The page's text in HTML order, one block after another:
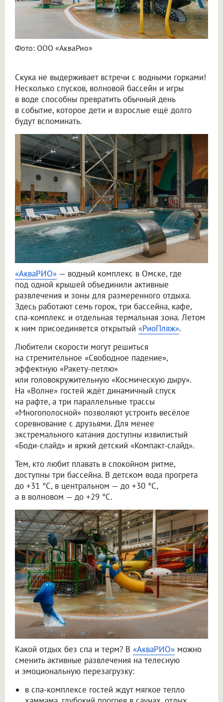
Фото: ООО «АкваРио»
Скука не выдерживает встречи с водными горками!
Несколько спусков, волновой бассейн и игры
в воде способны превратить обычный день
в событие, которое дети и взрослые ещё долго
будут вспоминать.
«АкваРИО» — водный комплекс в Омске, где
под одной крышей объединили активные
развлечения и зоны для размеренного отдыха.
Здесь работают семь горок, три бассейна, кафе,
спа-комплекс и отдельная термальная зона. Летом
к ним присоединяется открытый «РиоПляж».
Любители скорости могут решиться
на стремительное «Свободное падение»,
эффектную «Ракету-петлю»
или головокружительную «Космическую дыру».
На «Волне» гостей ждёт динамичный спуск
на рафте, а три параллельные трассы
«Многополосной» позволяют устроить весёлое
соревнование с друзьями. Для менее
экстремального катания доступны извилистый
«Боди-слайд» и яркий детский «Компакт-слайд».
Тем, кто любит плавать в спокойном ритме,
доступны три бассейна. В детском вода прогрета
до +31 °C, в центральном — до +30 °C,
а в волновом — до +29 °C.
Какой отдых без спа и терм? В «АкваРИО» можно
сменить активные развлечения на телесную
и эмоциональную перезагрузку:
в спа-комплексе гостей ждут мягкое тепло